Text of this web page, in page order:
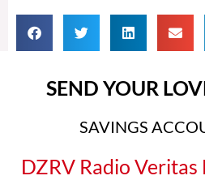
SEND YOUR
SAVINGS
DZRV Radio